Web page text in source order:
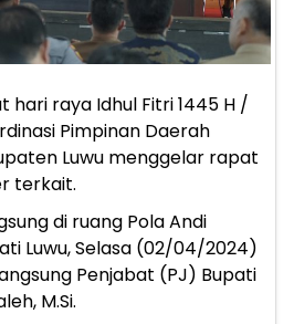
hari raya Idhul Fitri 1445 H /
Pimpinan Daerah
Luwu menggelar rapat
terkait.
di ruang Pola Andi
Luwu, Selasa (02/04/2024)
Penjabat (PJ) Bupati
M.Si.